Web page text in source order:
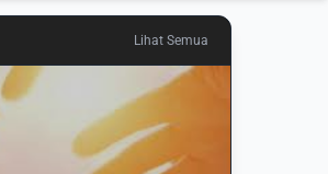
Lihat Semua